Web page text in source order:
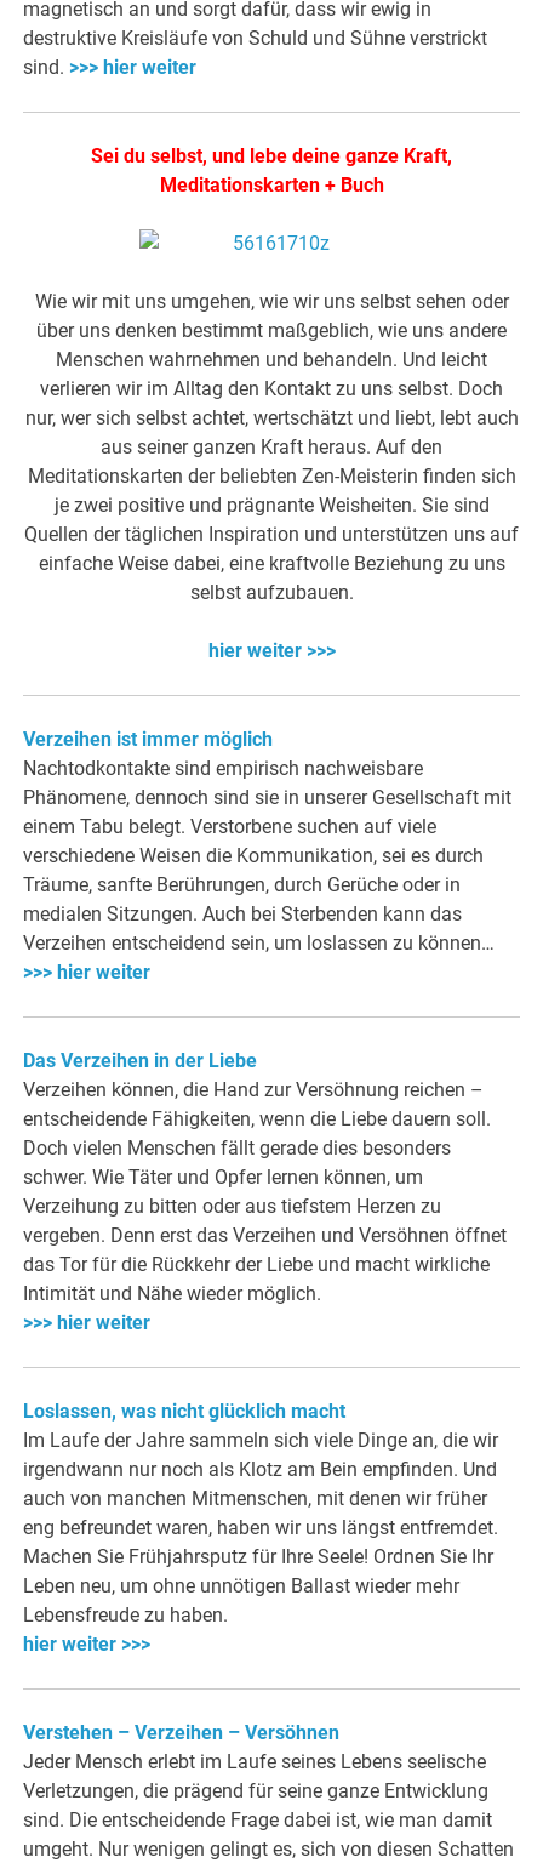
magnetisch an und sorgt dafür, dass wir ewig in
destruktive Kreisläufe von Schuld und Sühne verstrickt
sind. >>> hier weiter
Sei du selbst, und lebe deine ganze Kraft,
Meditationskarten + Buch
Wie wir mit uns umgehen, wie wir uns selbst sehen oder
über uns denken bestimmt maßgeblich, wie uns andere
Menschen wahrnehmen und behandeln. Und leicht
verlieren wir im Alltag den Kontakt zu uns selbst. Doch
nur, wer sich selbst achtet, wertschätzt und liebt, lebt auch
aus seiner ganzen Kraft heraus. Auf den
Meditationskarten der beliebten Zen-Meisterin finden sich
je zwei positive und prägnante Weisheiten. Sie sind
Quellen der täglichen Inspiration und unterstützen uns auf
einfache Weise dabei, eine kraftvolle Beziehung zu uns
selbst aufzubauen.
hier weiter >>>
Verzeihen ist immer möglich
Nachtodkontakte sind empirisch nachweisbare
Phänomene, dennoch sind sie in unserer Gesellschaft mit
einem Tabu belegt. Verstorbene suchen auf viele
verschiedene Weisen die Kommunikation, sei es durch
Träume, sanfte Berührungen, durch Gerüche oder in
medialen Sitzungen. Auch bei Sterbenden kann das
Verzeihen entscheidend sein, um loslassen zu können…
>>> hier weiter
Das Verzeihen in der Liebe
Verzeihen können, die Hand zur Versöhnung reichen –
entscheidende Fähigkeiten, wenn die Liebe dauern soll.
Doch vielen Menschen fällt gerade dies besonders
schwer. Wie Täter und Opfer lernen können, um
Verzeihung zu bitten oder aus tiefstem Herzen zu
vergeben. Denn erst das Verzeihen und Versöhnen öffnet
das Tor für die Rückkehr der Liebe und macht wirkliche
Intimität und Nähe wieder möglich.
>>> hier weiter
Loslassen, was nicht glücklich macht
Im Laufe der Jahre sammeln sich viele Dinge an, die wir
irgendwann nur noch als Klotz am Bein empfinden. Und
auch von manchen Mitmenschen, mit denen wir früher
eng befreundet waren, haben wir uns längst entfremdet.
Machen Sie Frühjahrsputz für Ihre Seele! Ordnen Sie Ihr
Leben neu, um ohne unnötigen Ballast wieder mehr
Lebensfreude zu haben.
hier weiter >>>
Verstehen – Verzeihen – Versöhnen
Jeder Mensch erlebt im Laufe seines Lebens seelische
Verletzungen, die prägend für seine ganze Entwicklung
sind. Die entscheidende Frage dabei ist, wie man damit
umgeht. Nur wenigen gelingt es, sich von diesen Schatten